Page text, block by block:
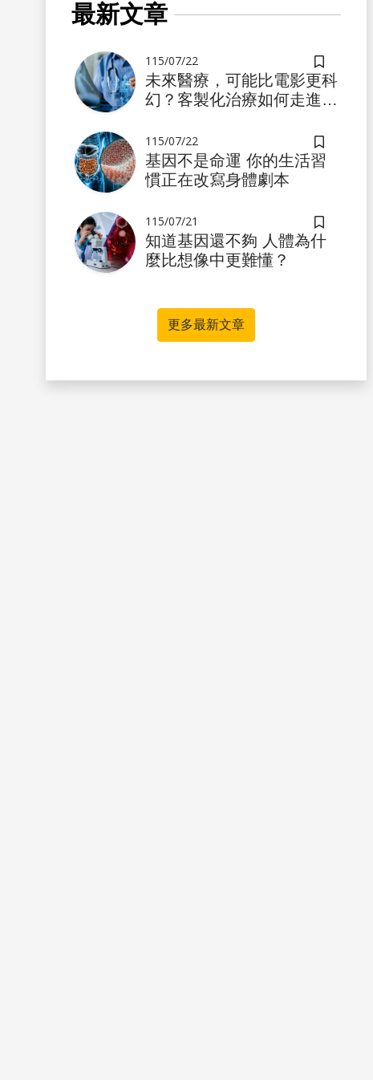
書籤
書籤
書籤
書籤
書籤
最新文章
儲存書籤
115/07/22
未來醫療，可能比電影更科
幻？客製化治療如何走進真
儲存書籤
115/07/22
基因不是命運 你的生活習
慣正在改寫身體劇本
儲存書籤
115/07/21
知道基因還不夠 人體為什
麼比想像中更難懂？
更多最新文章